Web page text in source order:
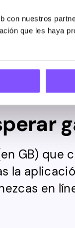
con nuestros
que les haya
GB) que
la
en